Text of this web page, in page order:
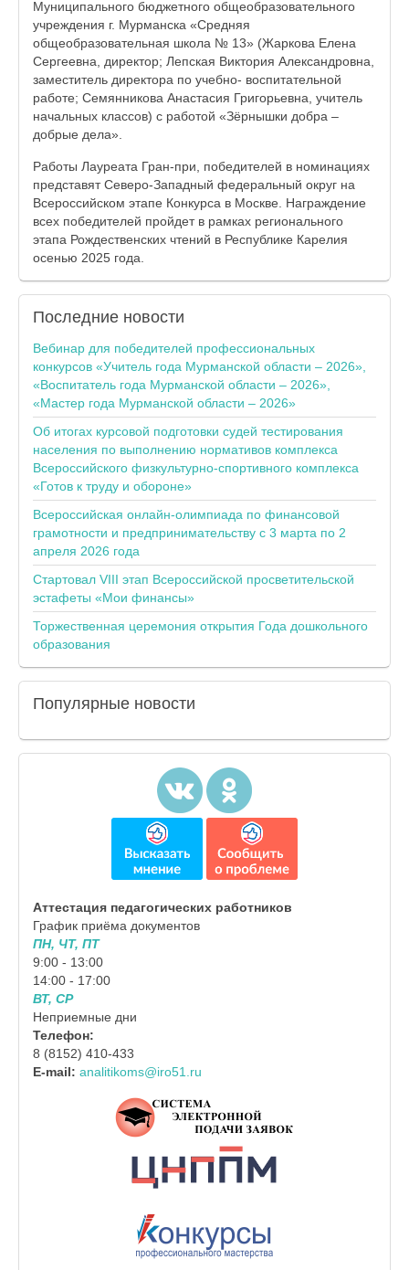
Муниципального бюджетного общеобразовательного
учреждения г. Мурманска «Средняя
общеобразовательная школа № 13» (Жаркова Елена
Сергеевна, директор; Лепская Виктория Александровна,
заместитель директора по учебно- воспитательной
работе; Семянникова Анастасия Григорьевна, учитель
начальных классов) с работой «Зёрнышки добра –
добрые дела».
Работы Лауреата Гран-при, победителей в номинациях
представят Северо-Западный федеральный округ на
Всероссийском этапе Конкурса в Москве. Награждение
всех победителей пройдет в рамках регионального
этапа Рождественских чтений в Республике Карелия
осенью 2025 года.
Последние новости
Вебинар для победителей профессиональных
конкурсов «Учитель года Мурманской области – 2026»,
«Воспитатель года Мурманской области – 2026»,
«Мастер года Мурманской области – 2026»
Об итогах курсовой подготовки судей тестирования
населения по выполнению нормативов комплекса
Всероссийского физкультурно-спортивного комплекса
«Готов к труду и обороне»
Всероссийская онлайн-олимпиада по финансовой
грамотности и предпринимательству с 3 марта по 2
апреля 2026 года
Стартовал VIII этап Всероссийской просветительской
эстафеты «Мои финансы»
Торжественная церемония открытия Года дошкольного
образования
Популярные новости
Аттестация педагогических работников
График приёма документов
ПН, ЧТ, ПТ
9:00 - 13:00
14:00 - 17:00
ВТ, СР
Неприемные дни
Телефон:
8 (8152) 410-433
E-mail: analitikoms@iro51.ru